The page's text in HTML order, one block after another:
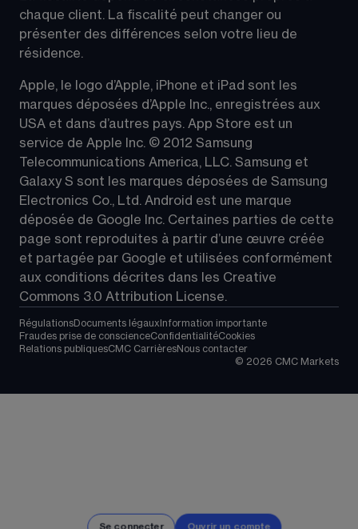
Se connecter Ouvrir un compte
chaque client. La fiscalité peut changer ou
présenter des différences selon votre lieu de
résidence.
Apple, le logo d’Apple, iPhone et iPad sont les
marques déposées d’Apple Inc., enregistrées aux
USA et dans d’autres pays. App Store est un
service de Apple Inc. © 2012 Samsung
Telecommunications America, LLC. Samsung et
Galaxy S sont les marques déposées de Samsung
Electronics Co., Ltd. Android est une marque
déposée de Google Inc. Certaines parties de cette
page sont reproduites à partir d’une œuvre créée
et partagée par Google et utilisées conformément
aux conditions décrites dans les Creative
Commons 3.0 Attribution License.
RégulationsDocuments légaux Information importante
Fraudes prise de conscienceConfidentialitéCookies
Relations publiquesCMC CarrièresNous contacter
© 2026 CMC Markets